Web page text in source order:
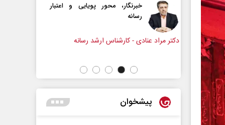
و اعتبار
دروازه‌بانی اندوه در مسیر امید
سپیده اشرفی - روزنامه‌نگار
پیشخوان